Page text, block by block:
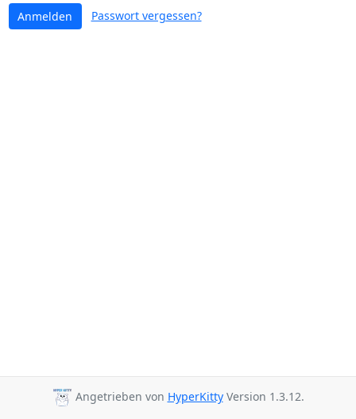
Anmelden Passwort vergessen?
Angetrieben von HyperKittyVersion 1.3.12.